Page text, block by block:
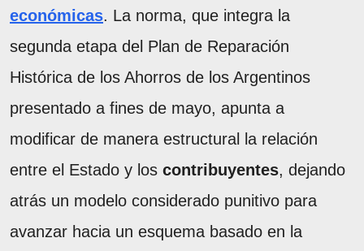
económicas. La norma, que integra la
segunda etapa del Plan de Reparación
Histórica de los Ahorros de los Argentinos
presentado a fines de mayo, apunta a
modificar de manera estructural la relación
entre el Estado y los contribuyentes, dejando
atrás un modelo considerado punitivo para
avanzar hacia un esquema basado en la